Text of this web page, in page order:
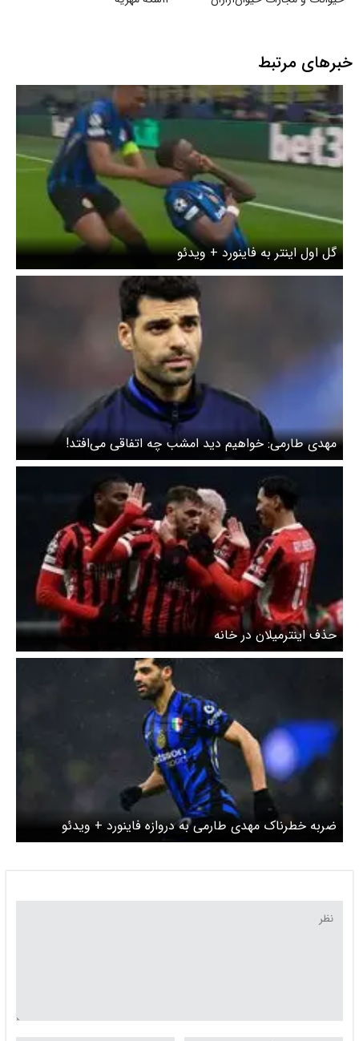
خبرهای مرتبط
گل اول اینتر به فاینورد + ویدئو
مهدی طارمی: خواهیم دید امشب چه اتفاقی می‌افتد!
حذف اینترمیلان در خانه
ضربه خطرناک مهدی طارمی به دروازه فاینورد + ویدئو